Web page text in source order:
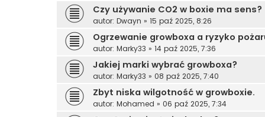
Czy używanie CO2 w boxie ma sens?
autor: Dwayn » 15 paź 2025, 8:26
Ogrzewanie growboxa a ryzyko
autor: Marky33 » 14 paź 2025, 7:36
Jakiej marki wybrać growboxa?
autor: Marky33 » 08 paź 2025, 7:40
Zbyt niska wilgotność w growboxie.
autor: Mohamed » 06 paź 2025, 7:34